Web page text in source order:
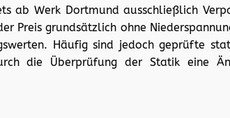
ab Werk Dortmund ausschließlich
Preis grundsätzlich ohne
Häufig sind jedoch geprüfte
die Überprüfung der Statik eine